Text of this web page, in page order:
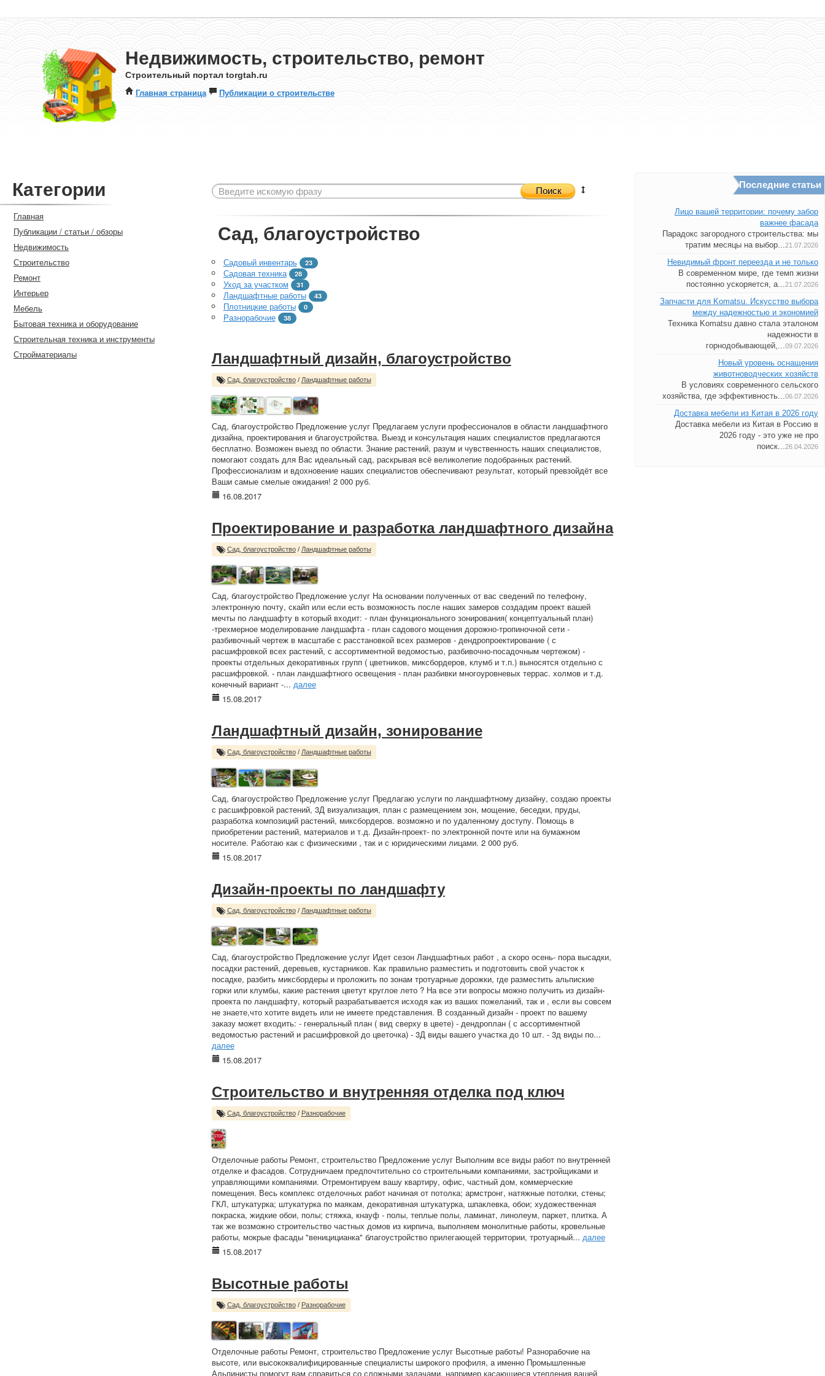
Недвижимость, строительство, ремонт
Строительный портал torgtah.ru
Главная страница Публикации о строительстве
Категории
Главная
Публикации / статьи / обзоры
Недвижимость
Строительство
Ремонт
Интерьер
Мебель
Бытовая техника и оборудование
Строительная техника и инструменты
Стройматериалы
Поиск
Сад, благоустройство
Садовый инвентарь 23
Садовая техника 28
Уход за участком 31
Ландшафтные работы 43
Плотницкие работы 0
Разнорабочие 38
Ландшафтный дизайн, благоустройство
Сад, благоустройство/ Ландшафтные работы
Сад, благоустройство Предложение услуг Предлагаем услуги профессионалов в области ландшафтного
дизайна, проектирования и благоустройства. Выезд и консультация наших специалистов предлагаются
бесплатно. Возможен выезд по области. Знание растений, разум и чувственность наших специалистов,
помогают создать для Вас идеальный сад, раскрывая всё великолепие подобранных растений.
Профессионализм и вдохновение наших специалистов обеспечивают результат, который превзойдёт все
Ваши самые смелые ожидания! 2 000 руб.
16.08.2017
Проектирование и разработка ландшафтного дизайна
Сад, благоустройство/ Ландшафтные работы
Сад, благоустройство Предложение услуг На основании полученных от вас сведений по телефону,
электронную почту, скайп или если есть возможность после наших замеров создадим проект вашей
мечты по ландшафту в который входит: - план функционального зонирования( концептуальный план)
-трехмерное моделирование ландшафта - план садового мощения дорожно-тропиночной сети -
разбивочный чертеж в масштабе с расстановкой всех размеров - дендропроектирование ( с
расшифровкой всех растений, с ассортиментной ведомостью, разбивочно-посадочным чертежом) -
проекты отдельных декоративных групп ( цветников, миксбордеров, клумб и т.п.) выносятся отдельно с
расшифровкой. - план ландшафтного освещения - план разбивки многоуровневых террас. холмов и т.д.
конечный вариант -... далее
15.08.2017
Ландшафтный дизайн, зонирование
Сад, благоустройство/ Ландшафтные работы
Сад, благоустройство Предложение услуг Предлагаю услуги по ландшафтному дизайну, создаю проекты
с расшифровкой растений, 3Д визуализация, план с размещением зон, мощение, беседки, пруды,
разработка композиций растений, миксбордеров. возможно и по удаленному доступу. Помощь в
приобретении растений, материалов и т.д. Дизайн-проект- по электронной почте или на бумажном
носителе. Работаю как с физическими , так и с юридическими лицами. 2 000 руб.
15.08.2017
Дизайн-проекты по ландшафту
Сад, благоустройство/ Ландшафтные работы
Сад, благоустройство Предложение услуг Идет сезон Ландшафтных работ , а скоро осень- пора высадки,
посадки растений, деревьев, кустарников. Как правильно разместить и подготовить свой участок к
посадке, разбить миксбордеры и проложить по зонам тротуарные дорожки, где разместить альпиские
горки или клумбы, какие растения цветут круглое лето ? На все эти вопросы можно получить из дизайн-
проекта по ландшафту, который разрабатывается исходя как из ваших пожеланий, так и , если вы совсем
не знаете,что хотите видеть или не имеете представления. В созданный дизайн - проект по вашему
заказу может входить: - генеральный план ( вид сверху в цвете) - дендроплан ( с ассортиментной
ведомостью растений и расшифровкой до цветочка) - 3Д виды вашего участка до 10 шт. - 3д виды по...
далее
15.08.2017
Строительство и внутренняя отделка под ключ
Сад, благоустройство/ Разнорабочие
Отделочные работы Ремонт, строительство Предложение услуг Выполним все виды работ по внутренней
отделке и фасадов. Сотрудничаем предпочтительно со строительными компаниями, застройщиками и
управляющими компаниями. Отремонтируем вашу квартиру, офис, частный дом, коммерческие
помещения. Весь комплекс отделочных работ начиная от потолка; армстронг, натяжные потолки, стены;
ГКЛ, штукатурка; штукатурка по маякам, декоративная штукатурка, шпаклевка, обои; художественная
покраска, жидкие обои, полы; стяжка, кнауф - полы, теплые полы, ламинат, линолеум, паркет, плитка. А
так же возможно строительство частных домов из кирпича, выполняем монолитные работы, кровельные
работы, мокрые фасады "веницицианка" благоустройство прилегающей территории, тротуарный... далее
15.08.2017
Высотные работы
Сад, благоустройство/ Разнорабочие
Отделочные работы Ремонт, строительство Предложение услуг Высотные работы! Разнорабочие на
высоте, или высококвалифицированные специалисты широкого профиля, а именно Промышленные
Альпинисты помогут вам справиться со сложными задачами, например касающиеся утепления вашей
Последние статьи
Лицо вашей территории: почему забор
важнее фасада
Парадокс загородного строительства: мы
тратим месяцы на выбор...21.07.2026
Невидимый фронт переезда и не только
В современном мире, где темп жизни
постоянно ускоряется, а...21.07.2026
Запчасти для Komatsu. Искусство выбора
между надежностью и экономией
Техника Komatsu давно стала эталоном
надежности в
горнодобывающей,...09.07.2026
Новый уровень оснащения
животноводческих хозяйств
В условиях современного сельского
хозяйства, где эффективность...06.07.2026
Доставка мебели из Китая в 2026 году
Доставка мебели из Китая в Россию в
2026 году - это уже не про
поиск...26.04.2026